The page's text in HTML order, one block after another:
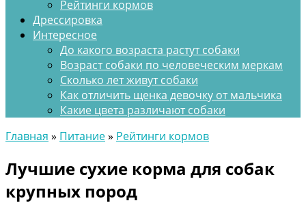
Рейтинги кормов
Дрессировка
Интересное
До какого возраста растут собаки
Возраст собаки по человеческим меркам
Сколько лет живут собаки
Как отличить щенка девочку от мальчика
Какие цвета различают собаки
Главная » Питание» Рейтинги кормов
Лучшие сухие корма для собак
крупных пород